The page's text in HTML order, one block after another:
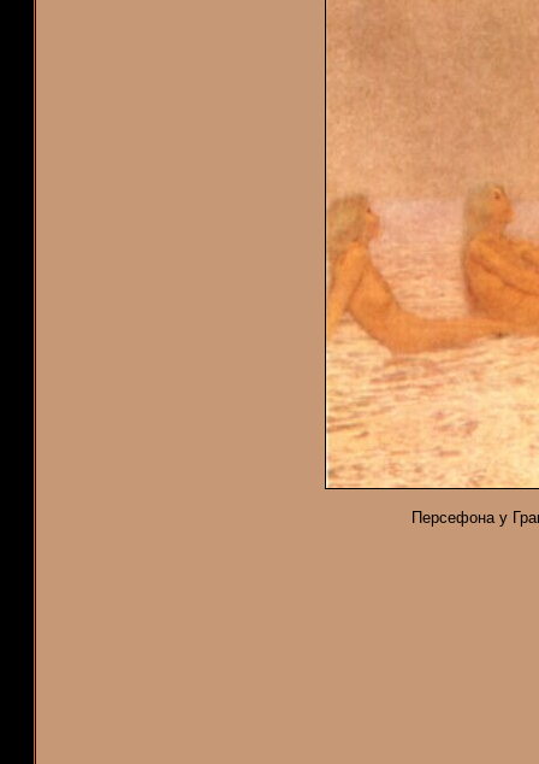
Персефона у